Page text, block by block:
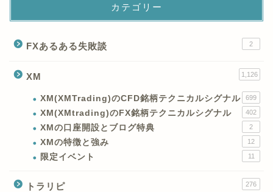
カテゴリー
FXあるある失敗談 2
XM 1,126
XM(XMTrading)のCFD銘柄テクニカルシグナル 699
XM(XMtrading)のFX銘柄テクニカルシグナル 402
XMの口座開設とブログ特典 2
XMの特徴と強み 12
限定イベント 11
トラリピ 276